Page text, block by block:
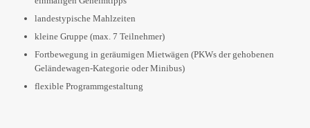
landestypische Mahlzeiten
kleine Gruppe (max. 7 Teilnehmer)
Fortbewegung in geräumigen Mietwägen (PKWs der gehobenen
Geländewagen-Kategorie oder Minibus)
flexible Programmgestaltung